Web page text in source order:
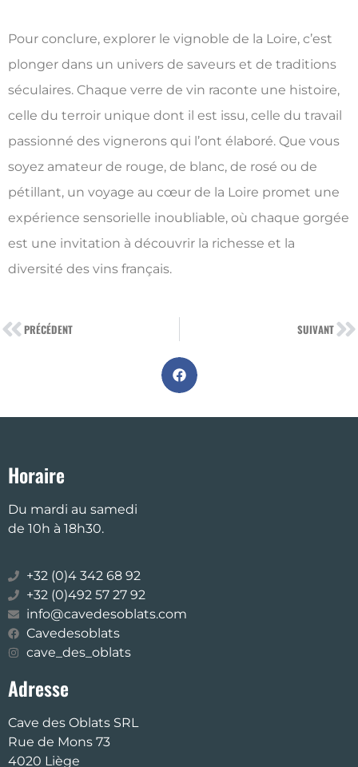
Pour conclure, explorer le vignoble de la Loire, c’est
plonger dans un univers de saveurs et de traditions
séculaires. Chaque verre de vin raconte une histoire,
celle du terroir unique dont il est issu, celle du travail
passionné des vignerons qui l’ont élaboré. Que vous
soyez amateur de rouge, de blanc, de rosé ou de
pétillant, un voyage au cœur de la Loire promet une
expérience sensorielle inoubliable, où chaque gorgée
est une invitation à découvrir la richesse et la
diversité des vins français.
PRÉCÉDENT SUIVANT
Horaire
Du mardi au samedi
de 10h à 18h30.
+32 (0)4 342 68 92
+32 (0)492 57 27 92
info@cavedesoblats.com
Cavedesoblats
cave_des_oblats
Adresse
Cave des Oblats SRL
Rue de Mons 73
4020 Liège